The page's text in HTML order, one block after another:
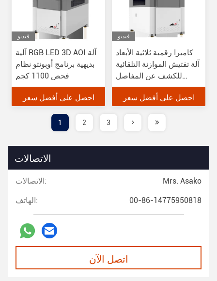
فيديو
آلية RGB LED 3D AOI آلة
بديهية برنامج أوبونتو نظام
فحص 1100 كجم
احصل على أفضل سعر
فيديو
كاميرا رقمية ثلاثية الأبعاد
آلة تفتيش الموازنة التلقائية
للكشف عن المفاصل
والعيوب
احصل على أفضل سعر
1 2 3
الاتصالات
الاتصالات: Mrs. Asako
الهاتف: 00-86-14775950818
اتصل الآن